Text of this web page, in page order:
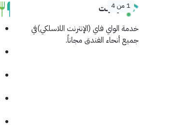
1 من4
إنترنت
خدمة الواي فاي (الإنترنت اللاسلكي)في
جميع أنحاء الفندق مجاناً.